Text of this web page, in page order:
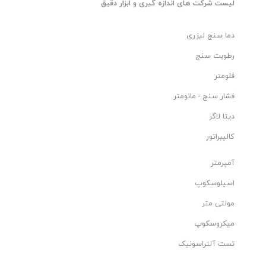
ليست شرکت های اندازه گیری و ابزار دقیق
دما سنج لیزری
رطوبت سنج
فلومتر
فشار سنج - مانومتر
دیتا لاگر
کالیبراتور
آمپرمتر
اسیلوسکوپ
مولتی متر
میکروسکوپ
تست آلتراسونیک